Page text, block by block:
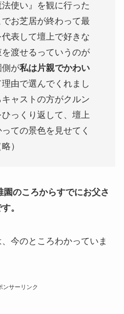
使い』を観に行った
お芝居が終わって最
表して壇上で好きな
渡せるっていうのが
側が私は片親でかわい
理由で選んでくれまし
ャストの方がクルン
っくり返して、壇上
ての景色を見せてく
）
園のころからすでにお父さ
。
今のところわかっていま
ンサーリンク